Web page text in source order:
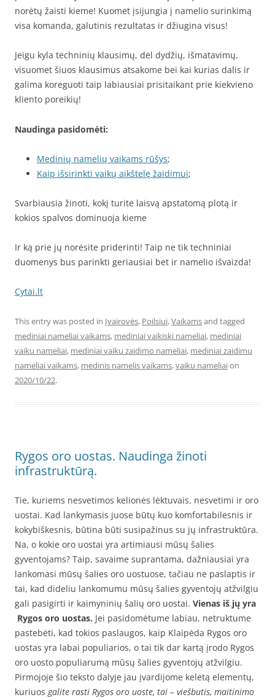
norėtų žaisti kieme! Kuomet įsijungia į namelio surinkimą
visa komanda, galutinis rezultatas ir džiugina visus!
Jeigu kyla techninių klausimų, dėl dydžių, išmatavimų,
visuomet šiuos klausimus atsakome bei kai kurias dalis ir
galima koreguoti taip labiausiai prisitaikant prie kiekvieno
kliento poreikių!
Naudinga pasidomėti:
Medinių namelių vaikams rūšys;
Kaip išsirinkti vaikų aikštelę žaidimui;
Svarbiausia žinoti, kokį turite laisvą apstatomą plotą ir
kokios spalvos dominuoja kieme
Ir ką prie jų norėsite priderinti! Taip ne tik techniniai
duomenys bus parinkti geriausiai bet ir namelio išvaizda!
Cytai.lt
This entry was posted in Įvairovės, Poilsiui,Vaikamsand tagged
mediniai nameliai vaikams, mediniai vaikiski nameliai, mediniai
vaiku nameliai, mediniai vaiku zaidimo nameliai, mediniai zaidimu
nameliai vaikams, medinis namelis vaikams,vaiku nameliaion
2020/10/22.
Rygos oro uostas. Naudinga žinoti
infrastruktūrą.
Tie, kuriems nesvetimos kelionės lėktuvais, nesvetimi ir oro
uostai. Kad lankymasis juose būtų kuo komfortabilesnis ir
kokybiškesnis, būtina būti susipažinus su jų infrastruktūra.
Na, o kokie oro uostai yra artimiausi mūsų šalies
gyventojams? Taip, savaime suprantama, dažniausiai yra
lankomasi mūsų šalies oro uostuose, tačiau ne paslaptis ir
tai, kad dideliu lankomumu mūsų šalies gyventojų atžvilgiu
gali pasigirti ir kaimyninių šalių oro uostai. Vienas iš jų yra
Rygos oro uostas. Jei pasidomėtume labiau, netruktume
pastebėti, kad tokios paslaugos, kaip Klaipėda Rygos oro
uostas yra labai populiarios, o tai tik dar kartą įrodo Rygos
oro uosto populiarumą mūsų šalies gyventojų atžvilgiu.
Pirmojoje šio teksto dalyje jau įvardijome keletą elementų,
kuriuos galite rasti Rygos oro uoste, tai – viešbutis, maitinimo